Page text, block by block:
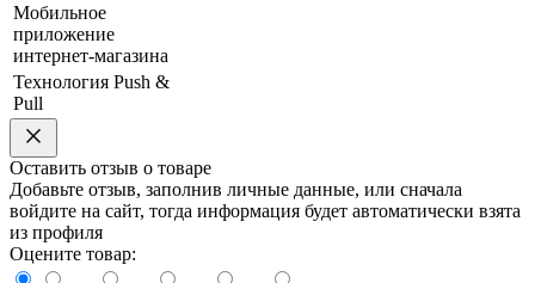
Мобильное
приложение
интернет-магазина
Технология Push &
Pull
Оставить отзыв о товаре
Добавьте отзыв, заполнив личные данные, или сначала
войдите на сайт, тогда информация будет автоматически взята
из профиля
Оцените товар: